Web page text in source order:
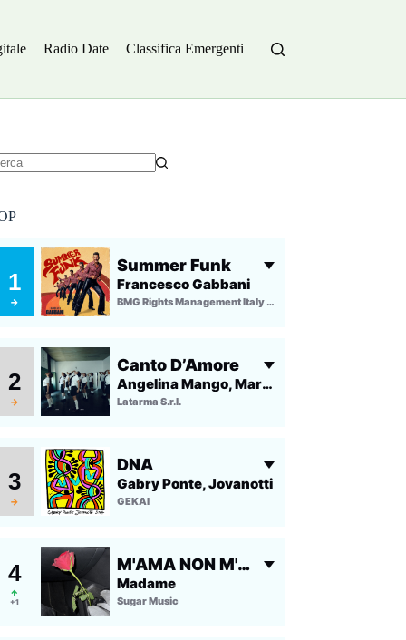
Radio Date Classifica Emergenti